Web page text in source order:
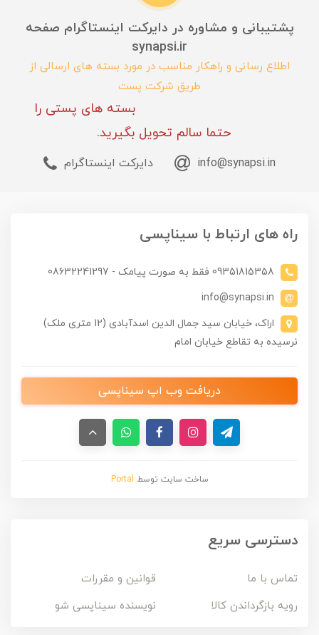
پشتیبانی و مشاوره در دایرکت اینستاگرام صفحه
synapsi.ir
اطلاع رسانی و راهکار مناسب در مورد بسته های ارسالی از
طریق شرکت پست
بسته های پستی را
حتما سالم تحویل بگیرید.
info@synapsi.in دایرکت اینستاگرام
راه های ارتباط با سیناپسی
09351815358 فقط به صورت پیامک - 08632241297
info@synapsi.in
اراک، خیابان سید جمال الدین اسدآبادی (12 متری ملک)
نرسیده به تقاطع خیابان امام
دریافت وب اپ سیناپسی
ساخت سایت توسط Portal
دسترسی سریع
تماس با ما
قوانین و مقررات
رویه بازگرداندن کالا
نویسنده سیناپسی شو